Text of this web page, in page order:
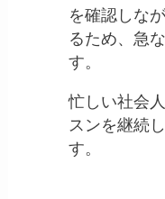
を確認しな
るため、急
す。
忙しい社会
スンを継続
す。